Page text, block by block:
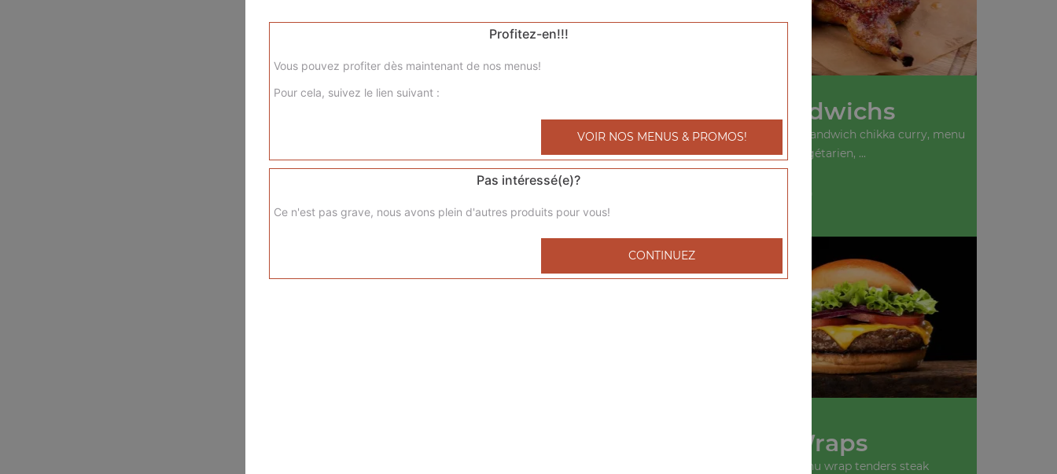
+
Nos Sandwichs
menu sandwich kebab, menu sandwich chikka curry, menu
sandwich végétarien, ...
Nos Burgers
Nos Wraps
menu wrap tenders, menu wrap tenders steak
Profitez-en!!!
Vous pouvez profiter dès maintenant de nos menus!
Pour cela, suivez le lien suivant :
VOIR NOS MENUS & PROMOS!
Pas intéressé(e)?
Ce n'est pas grave, nous avons plein d'autres produits pour vous!
CONTINUEZ